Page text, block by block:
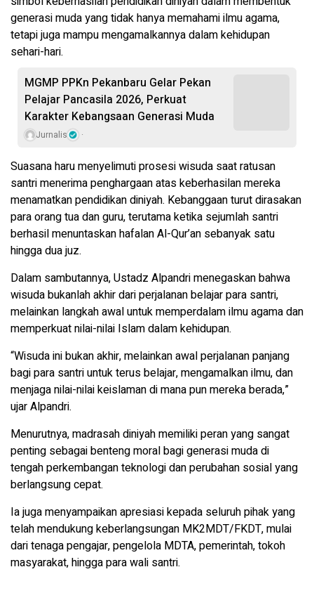
generasi muda yang tidak hanya memahami ilmu agama,
tetapi juga mampu mengamalkannya dalam kehidupan
sehari-hari.
MGMP PPKn Pekanbaru Gelar Pekan
Pelajar Pancasila 2026, Perkuat
Karakter Kebangsaan Generasi Muda
Jurnalis
Suasana haru menyelimuti prosesi wisuda saat ratusan
santri menerima penghargaan atas keberhasilan mereka
menamatkan pendidikan diniyah. Kebanggaan turut dirasakan
para orang tua dan guru, terutama ketika sejumlah santri
berhasil menuntaskan hafalan Al-Qur’an sebanyak satu
hingga dua juz.
Dalam sambutannya, Ustadz Alpandri menegaskan bahwa
wisuda bukanlah akhir dari perjalanan belajar para santri,
melainkan langkah awal untuk memperdalam ilmu agama dan
memperkuat nilai-nilai Islam dalam kehidupan.
“Wisuda ini bukan akhir, melainkan awal perjalanan panjang
bagi para santri untuk terus belajar, mengamalkan ilmu, dan
menjaga nilai-nilai keislaman di mana pun mereka berada,”
ujar Alpandri.
Menurutnya, madrasah diniyah memiliki peran yang sangat
penting sebagai benteng moral bagi generasi muda di
tengah perkembangan teknologi dan perubahan sosial yang
berlangsung cepat.
Ia juga menyampaikan apresiasi kepada seluruh pihak yang
telah mendukung keberlangsungan MK2MDT/FKDT, mulai
dari tenaga pengajar, pengelola MDTA, pemerintah, tokoh
masyarakat, hingga para wali santri.